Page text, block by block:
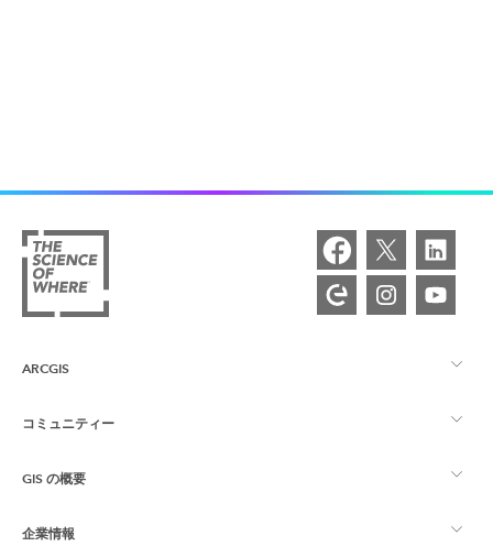
ARCGIS
ArcGIS の概要
マッピング
コミュニティー
Esri Community
ArcGIS ブログ
GIS の概要
GIS とは
企業情報